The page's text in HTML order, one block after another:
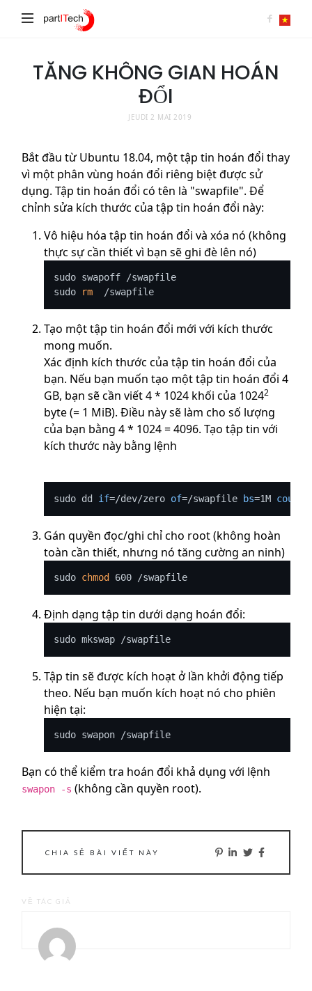
partITech
TĂNG KHÔNG GIAN HOÁN
ĐỔI
JEUDI 2 MAI 2019
Bắt đầu từ Ubuntu 18.04, một tập tin hoán đổi thay
vì một phân vùng hoán đổi riêng biệt được sử
dụng. Tập tin hoán đổi có tên là "swapfile". Để
chỉnh sửa kích thước của tập tin hoán đổi này:
Vô hiệu hóa tập tin hoán đổi và xóa nó (không
thực sự cần thiết vì bạn sẽ ghi đè lên nó)
sudo swapoff /swapfile
sudo
rm
Tạo một tập tin hoán đổi mới với kích thước
mong muốn.
Xác định kích thước của tập tin hoán đổi của
bạn. Nếu bạn muốn tạo một tập tin hoán đổi 4
GB, bạn sẽ cần viết 4 * 1024 khối của 10242
byte (= 1 MiB). Điều này sẽ làm cho số lượng
của bạn bằng 4 * 1024 = 4096. Tạo tập tin với
kích thước này bằng lệnh
sudo dd if=/dev/zero of=/swapfile bs=1M count
Gán quyền đọc/ghi chỉ cho root (không hoàn
toàn cần thiết, nhưng nó tăng cường an ninh)
sudo chmod
Định dạng tập tin dưới dạng hoán đổi:
Tập tin sẽ được kích hoạt ở lần khởi động tiếp
theo. Nếu bạn muốn kích hoạt nó cho phiên
hiện tại:
Bạn có thể kiểm tra hoán đổi khả dụng với lệnh
swapon -s (không cần quyền root).
CHIA SẺ BÀI VIẾT NÀY
VỀ TÁC GIẢ